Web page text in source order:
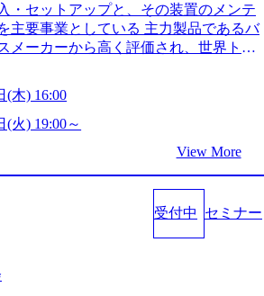
https://storage.googleapis.com/ou
62c9-4258-aa0
社は、FinTech領域に強みを持つITコン
深い理解を持つコンサルタントが集う
持つシンプレクス社またはグループ会
storage.googleapis.com/our-vision-pr
6aae-45a6-a0ce-b98154c8
member/)一部抜粋 - 伊勢
実装支援を軸に、様々な業界で新規事
幅広いプロジェクトに従事 - 鈴木健仁
策定、DX戦略立案、人事組織テーマに
てはDX戦略立案、NFT等の新規事業
・セットアップと、その装置のメンテ
主要事業としている 主力製品であるバ
メーカーから高く評価され、世界トッ
たちの技術/私たちの対話 Vision:夢を
の技術/私たちの対話 IoT社会の浸透、
長しており、それに伴い半導体製造
a367-5426b95cd599_1200x543.webp h
public/images/2026022413
https://storage.googleapis.
20260224131100_d8b3379f-6e64-45
storage.googleapis.com/our-vision-productio
49d6-4429-810e-138e27965ee8_
レゼン研修」、自社キャリアアドバ
(木) 16:00
(火) 19:00～
View More
受付中 セミナー